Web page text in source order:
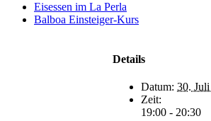
Eisessen im La Perla
Balboa Einsteiger-Kurs
Details
Datum: 30.
Zeit:
19:00 - 20:30